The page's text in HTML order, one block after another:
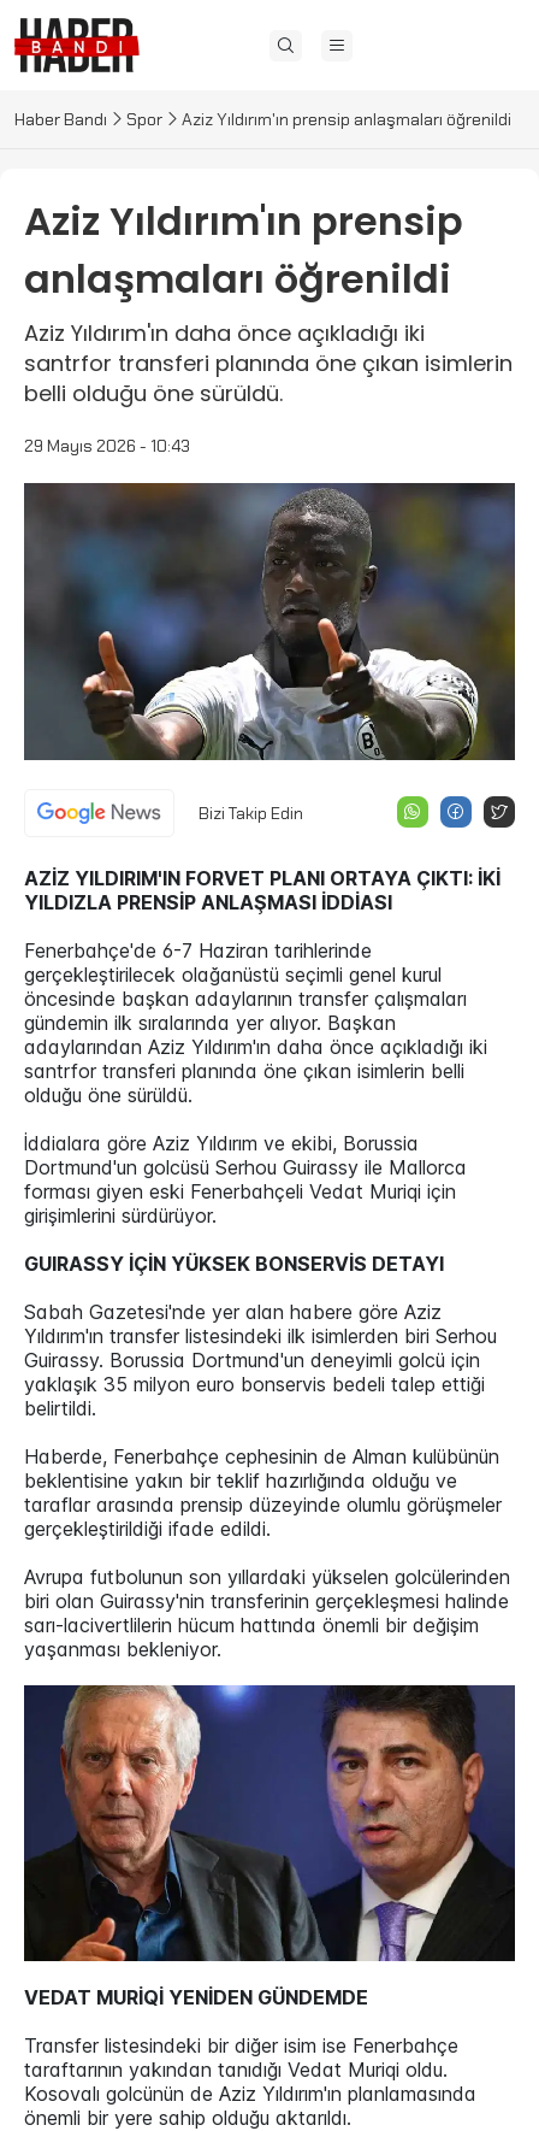
Haber Bandı Spor Aziz Yıldırım'ın prensip anlaşmaları öğrenildi
Aziz Yıldırım'ın prensip
anlaşmaları öğrenildi
Aziz Yıldırım'ın daha önce açıkladığı iki
santrfor transferi planında öne çıkan isimlerin
belli olduğu öne sürüldü.
29 Mayıs 2026 - 10:43
Bizi Takip Edin
AZİZ YILDIRIM'IN FORVET PLANI ORTAYA ÇIKTI: İKİ
YILDIZLA PRENSİP ANLAŞMASI İDDİASI
Fenerbahçe'de 6-7 Haziran tarihlerinde
gerçekleştirilecek olağanüstü seçimli genel kurul
öncesinde başkan adaylarının transfer çalışmaları
gündemin ilk sıralarında yer alıyor. Başkan
adaylarından Aziz Yıldırım'ın daha önce açıkladığı iki
santrfor transferi planında öne çıkan isimlerin belli
olduğu öne sürüldü.
İddialara göre Aziz Yıldırım ve ekibi, Borussia
Dortmund'un golcüsü Serhou Guirassy ile Mallorca
forması giyen eski Fenerbahçeli Vedat Muriqi için
girişimlerini sürdürüyor.
GUIRASSY İÇİN YÜKSEK BONSERVİS DETAYI
Sabah Gazetesi'nde yer alan habere göre Aziz
Yıldırım'ın transfer listesindeki ilk isimlerden biri Serhou
Guirassy. Borussia Dortmund'un deneyimli golcü için
yaklaşık 35 milyon euro bonservis bedeli talep ettiği
belirtildi.
Haberde, Fenerbahçe cephesinin de Alman kulübünün
beklentisine yakın bir teklif hazırlığında olduğu ve
taraflar arasında prensip düzeyinde olumlu görüşmeler
gerçekleştirildiği ifade edildi.
Avrupa futbolunun son yıllardaki yükselen golcülerinden
biri olan Guirassy'nin transferinin gerçekleşmesi halinde
sarı-lacivertlilerin hücum hattında önemli bir değişim
yaşanması bekleniyor.
VEDAT MURİQİ YENİDEN GÜNDEMDE
Transfer listesindeki bir diğer isim ise Fenerbahçe
taraftarının yakından tanıdığı Vedat Muriqi oldu.
Kosovalı golcünün de Aziz Yıldırım'ın planlamasında
önemli bir yere sahip olduğu aktarıldı.